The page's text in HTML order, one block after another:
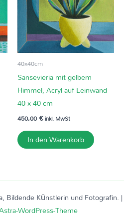
40x40cm
Sansevieria mit gelbem
Himmel, Acryl auf Leinwand
40 x 40 cm
450,00€inkl. MwSt
In den Warenkorb
Bildende Künstlerin und Fotografin. |
WordPress-Theme